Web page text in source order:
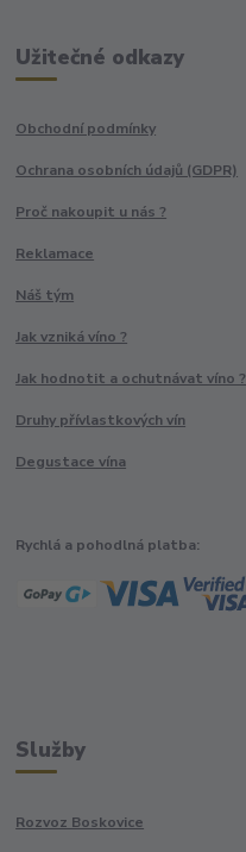
Užitečné odkazy
Obchodní podmínky
Ochrana osobních údajů (GDPR)
Proč nakoupit u nás ?
Reklamace
Náš tým
Jak vzniká víno ?
Jak hodnotit a ochutnávat víno ?
Druhy přívlastkových vín
Degustace vína
Rychlá a pohodlná platba:
Služby
Rozvoz Boskovice